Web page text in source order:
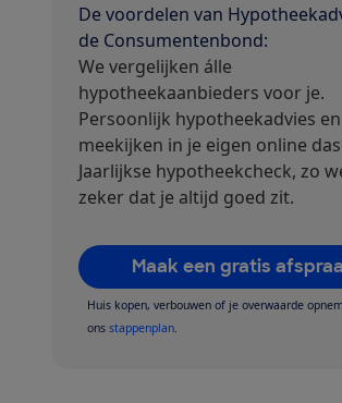
De voordelen van
de Consumentenbond:
We vergelijken álle
hypotheekaanbieders voor je.
Persoonlijk hypotheekadvies en
meekijken in je eigen online
Jaarlijkse hypotheekcheck, zo
zeker dat je altijd goed zit.
Maak een gratis
Huis kopen, verbouwen of je overwaarde
ons stappenplan